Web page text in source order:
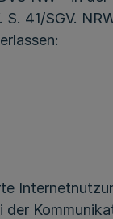
S. 41/SGV.